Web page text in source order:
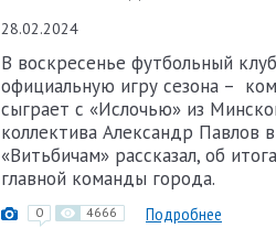
28.02.2024
В воскресенье футбольный
официальную игру сезона –
сыграет с «Ислочью» из
коллектива Александр Павлов
«Витьбичам» рассказал, об
главной команды города.
0 4666 Подробнее